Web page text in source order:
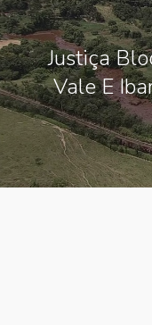
Justiça
Vale E